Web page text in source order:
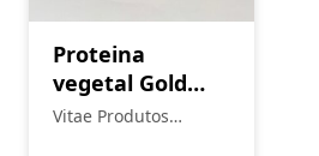
Proteina
vegetal Gold
Nutrition
Vitae Produtos